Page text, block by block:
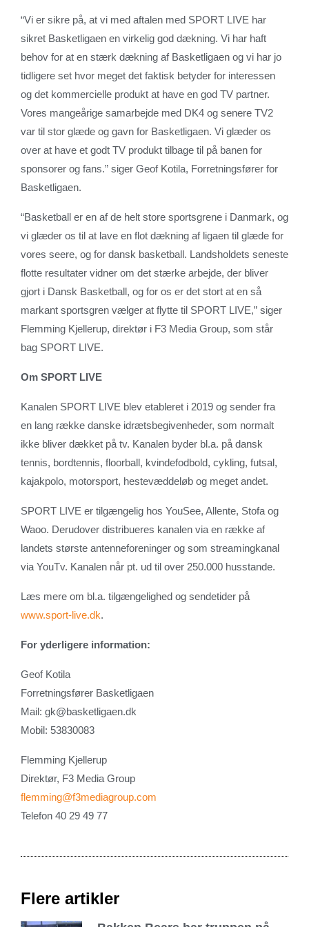
“Vi er sikre på, at vi med aftalen med SPORT LIVE har
sikret Basketligaen en virkelig god dækning. Vi har haft
behov for at en stærk dækning af Basketligaen og vi har jo
tidligere set hvor meget det faktisk betyder for interessen
og det kommercielle produkt at have en god TV partner.
Vores mangeårige samarbejde med DK4 og senere TV2
var til stor glæde og gavn for Basketligaen. Vi glæder os
over at have et godt TV produkt tilbage til på banen for
sponsorer og fans.” siger Geof Kotila, Forretningsfører for
Basketligaen.
“Basketball er en af de helt store sportsgrene i Danmark, og
vi glæder os til at lave en flot dækning af ligaen til glæde for
vores seere, og for dansk basketball. Landsholdets seneste
flotte resultater vidner om det stærke arbejde, der bliver
gjort i Dansk Basketball, og for os er det stort at en så
markant sportsgren vælger at flytte til SPORT LIVE,” siger
Flemming Kjellerup, direktør i F3 Media Group, som står
bag SPORT LIVE.
Om SPORT LIVE
Kanalen SPORT LIVE blev etableret i 2019 og sender fra
en lang række danske idrætsbegivenheder, som normalt
ikke bliver dækket på tv. Kanalen byder bl.a. på dansk
tennis, bordtennis, floorball, kvindefodbold, cykling, futsal,
kajakpolo, motorsport, hestevæddeløb og meget andet.
SPORT LIVE er tilgængelig hos YouSee, Allente, Stofa og
Waoo. Derudover distribueres kanalen via en række af
landets største antenneforeninger og som streamingkanal
via YouTv. Kanalen når pt. ud til over 250.000 husstande.
Læs mere om bl.a. tilgængelighed og sendetider på
www.sport-live.dk.
For yderligere information:
Geof Kotila
Forretningsfører Basketligaen
Mail: gk@basketligaen.dk
Mobil: 53830083
Flemming Kjellerup
Direktør, F3 Media Group
flemming@f3mediagroup.com
Telefon 40 29 49 77
Flere artikler